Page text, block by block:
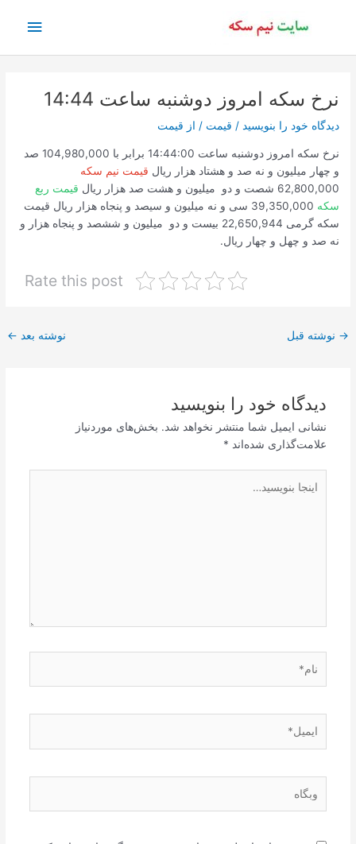
اصلی
نرخ سکه امروز دوشنبه ساعت 14:44
دیدگاه‌ خود را بنویسید / قیمت / از قیمت
نرخ سکه امروز دوشنبه ساعت 14:44:00 برابر با 104,980,000 صد
و چهار میلیون و نه صد و هشتاد هزار ریال قیمت نیم سکه
62,800,000 شصت و دو میلیون و هشت صد هزار ریال
قیمت ربع
سکه
39,350,000 سی و نه میلیون و سیصد و پنجاه هزار ریال قیمت
سکه گرمی 22,650,944 بیست و دو میلیون و ششصد و پنجاه هزار و
نه صد و چهل و چهار ریال.
Rate this post
پیمایش
→ نوشته قبل نوشته بعد ←
دیدگاه‌ خود را بنویسید
نشانی ایمیل شما منتشر نخواهد شد. بخش‌های موردنیاز
علامت‌گذاری شده‌اند *
بنویسید…